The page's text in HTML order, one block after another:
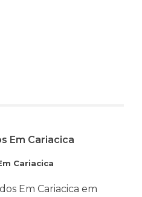
Em Cariacica
Cariacica
Em Cariacica em